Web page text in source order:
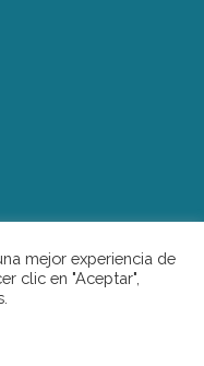
mejor experiencia de
clic en "Aceptar",